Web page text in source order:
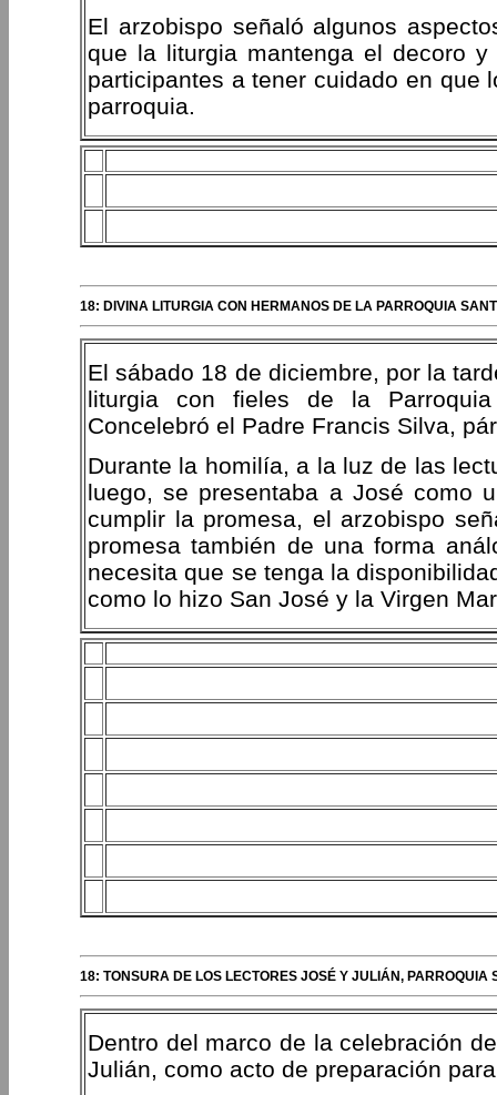
El arzobispo señaló algunos
que la liturgia mantenga el decoro
participantes a tener cuidado en que
parroquia.
18: DIVINA LITURGIA CON HERMANOS DE LA PARROQUIA
El sábado 18 de diciembre, por la
liturgia con fieles de la
Concelebró el Padre Francis Silva,
Durante la homilía, a la luz de las
luego, se presentaba a José como
cumplir la promesa, el arzobispo
promesa también de una forma
necesita que se tenga la
como lo hizo San José y la Virgen
18: TONSURA DE LOS LECTORES JOSÉ Y JULIÁN,
Dentro del marco de la celebración
Julián, como acto de preparación